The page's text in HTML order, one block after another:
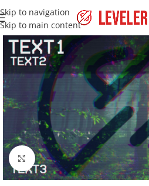
Skip to navigation
Skip to main content
Click to enlarge